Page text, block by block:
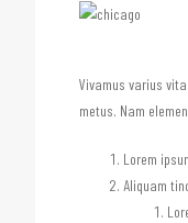
Vivamus varius
metus. Nam
Lorem
Aliquam